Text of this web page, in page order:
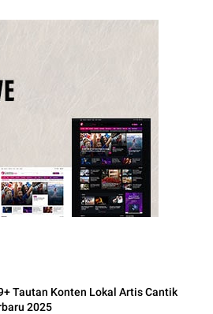
Tautan Konten Lokal Artis Cantik
2025